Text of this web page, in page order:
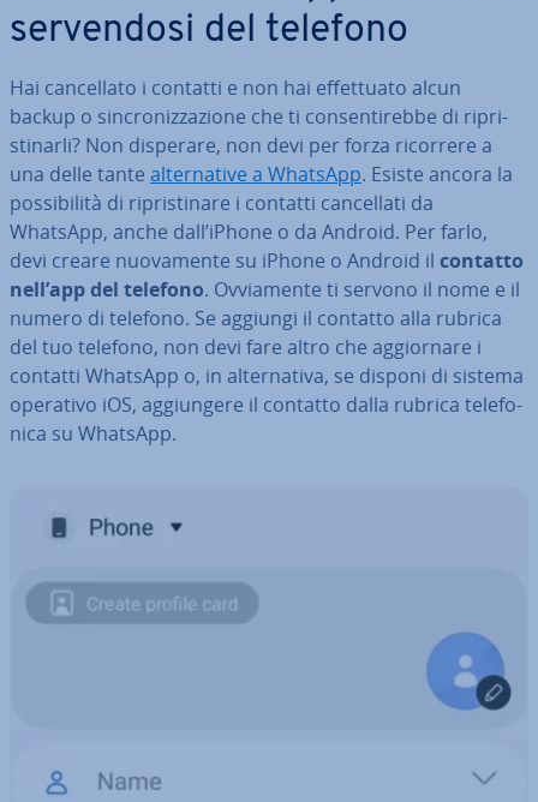
ser­ven­do­si del telefono
Hai can­cel­la­to i contatti e non hai ef­fet­tua­to alcun
backup o sin­cro­niz­za­zio­ne che ti con­sen­ti­reb­be di ri­pri­
sti­nar­li? Non disperare, non devi per forza ricorrere a
una delle tante al­ter­na­ti­ve a WhatsApp. Esiste ancora la
pos­si­bi­li­tà di ri­pri­sti­na­re i contatti can­cel­la­ti da
WhatsApp, anche dall’iPhone o da Android. Per farlo,
devi creare nuo­va­men­te su iPhone o Android il contatto
nell’app del telefono. Ov­via­men­te ti servono il nome e il
numero di telefono. Se aggiungi il contatto alla rubrica
del tuo telefono, non devi fare altro che ag­gior­na­re i
contatti WhatsApp o, in al­ter­na­ti­va, se disponi di sistema
operativo iOS, ag­giun­ge­re il contatto dalla rubrica te­le­fo­
ni­ca su WhatsApp.